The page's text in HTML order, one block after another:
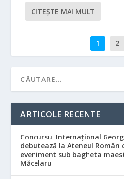
CITEŞTE MAI MULT
1 2
ARTICOLE RECENTE
Concursul Internațional
debutează la Ateneul Român
eveniment sub bagheta
Măcelaru